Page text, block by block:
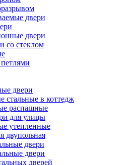
двери
двери
со стеклом
двери
стальные в коттедж
распашные
для улицы
утепленные
двупольная
двери
двери
дверей